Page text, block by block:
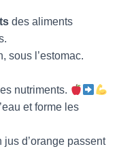
des aliments
sous l’estomac.
nutriments.
et forme les
d’orange passent